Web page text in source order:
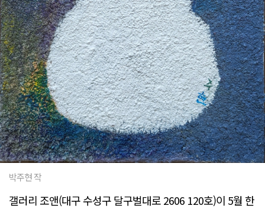
박주현 작
갤러리 조앤(대구 수성구 달구벌대로 2606 120호)이 5월 한